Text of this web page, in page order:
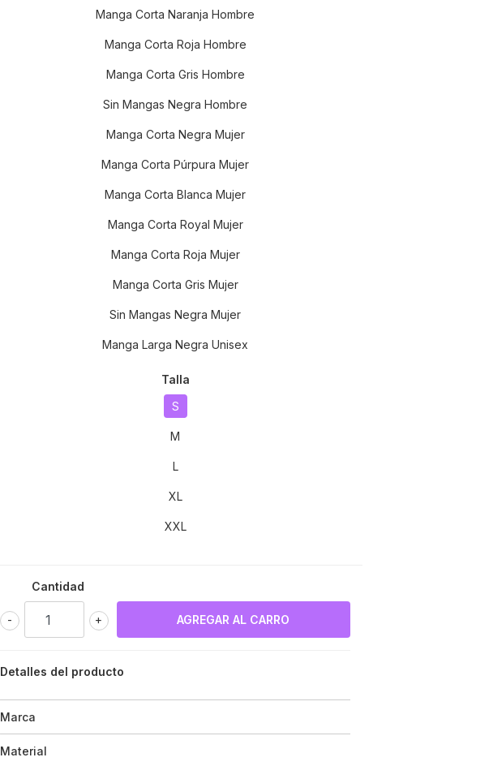
Manga Corta Naranja Hombre
Manga Corta Roja Hombre
Manga Corta Gris Hombre
Sin Mangas Negra Hombre
Manga Corta Negra Mujer
Manga Corta Púrpura Mujer
Manga Corta Blanca Mujer
Manga Corta Royal Mujer
Manga Corta Roja Mujer
Manga Corta Gris Mujer
Sin Mangas Negra Mujer
Manga Larga Negra Unisex
Talla
S
M
L
XL
XXL
Cantidad
+
-
Detalles del producto
Marca
Material